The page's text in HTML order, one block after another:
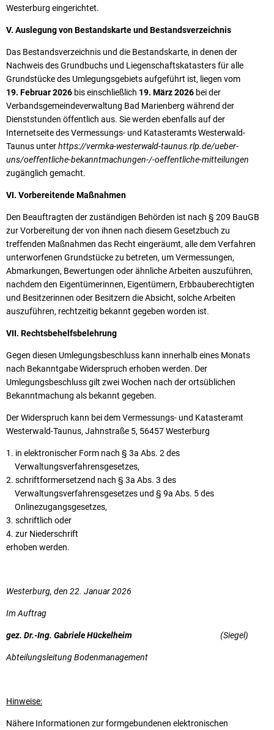
Westerburg eingerichtet.
V. Auslegung von Bestandskarte und Bestandsverzeichnis
Das Bestandsverzeichnis und die Bestandskarte, in denen der
Nachweis des Grundbuchs und Liegenschaftskatasters für alle
Grundstücke des Umlegungsgebiets aufgeführt ist, liegen vom
19. Februar 2026 bis einschließlich 19. März 2026 bei der
Verbandsgemeindeverwaltung Bad Marienberg während der
Dienststunden öffentlich aus. Sie werden ebenfalls auf der
Internetseite des Vermessungs- und Katasteramts Westerwald-
Taunus unterhttps://vermka-westerwald-taunus.rlp.de/ueber-
uns/oeffentliche-bekanntmachungen-/-oeffentliche-mitteilungen
zugänglich gemacht.
VI. Vorbereitende Maßnahmen
Den Beauftragten der zuständigen Behörden ist nach § 209 BauGB
zur Vorbereitung der von ihnen nach diesem Gesetzbuch zu
treffenden Maßnahmen das Recht eingeräumt, alle dem Verfahren
unterworfenen Grundstücke zu betreten, um Vermessungen,
Abmarkungen, Bewertungen oder ähnliche Arbeiten auszuführen,
nachdem den Eigentümerinnen, Eigentümern, Erbbauberechtigten
und Besitzerinnen oder Besitzern die Absicht, solche Arbeiten
auszuführen, rechtzeitig bekannt gegeben worden ist.
VII. Rechtsbehelfsbelehrung
Gegen diesen Umlegungsbeschluss kann innerhalb eines Monats
nach Bekanntgabe Widerspruch erhoben werden. Der
Umlegungsbeschluss gilt zwei Wochen nach der ortsüblichen
Bekanntmachung als bekannt gegeben.
Der Widerspruch kann bei dem Vermessungs- und Katasteramt
Westerwald-Taunus, Jahnstraße 5, 56457 Westerburg
in elektronischer Form nach § 3a Abs. 2 des
Verwaltungsverfahrensgesetzes,
schriftformersetzend nach § 3a Abs. 3 des
Verwaltungsverfahrensgesetzes und § 9a Abs. 5 des
Onlinezugangsgesetzes,
schriftlich oder
zur Niederschrift
erhoben werden.
Westerburg, den 22. Januar 2026
Im Auftrag
gez. Dr.-Ing. Gabriele Hückelheim (Siegel)
Abteilungsleitung Bodenmanagement
Hinweise:
Nähere Informationen zur formgebundenen elektronischen